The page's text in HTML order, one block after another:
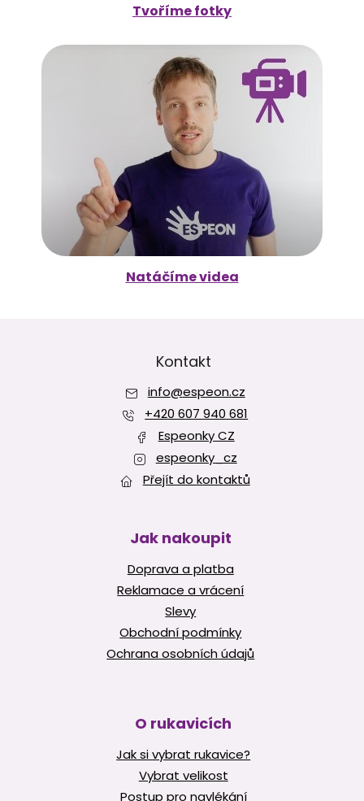
Tvoříme fotky
Natáčíme videa
Kontakt
info@espeon.cz
+420 607 940 681
Espeonky CZ
espeonky_cz
Přejít do kontaktů
Jak nakoupit
Doprava a platba
Reklamace a vrácení
Slevy
Obchodní podmínky
Ochrana osobních údajů
O rukavicích
Jak si vybrat rukavice?
Vybrat velikost
Postup pro navlékání